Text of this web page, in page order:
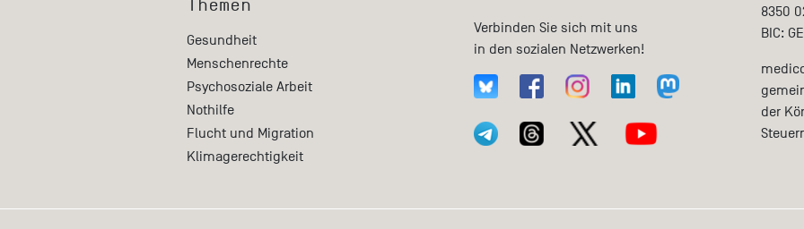
Themen
Gesundheit
Menschenrechte
Psychosoziale Arbeit
Nothilfe
Flucht und Migration
Klimagerechtigkeit
Verbinden Sie sich mit uns
in den sozialen Netzwerken!
8350
BIC:
der